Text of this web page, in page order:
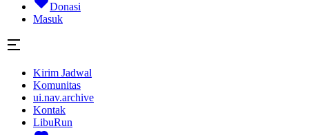
Donasi
Masuk
Kirim Jadwal
Komunitas
ui.nav.archive
Kontak
LibuRun